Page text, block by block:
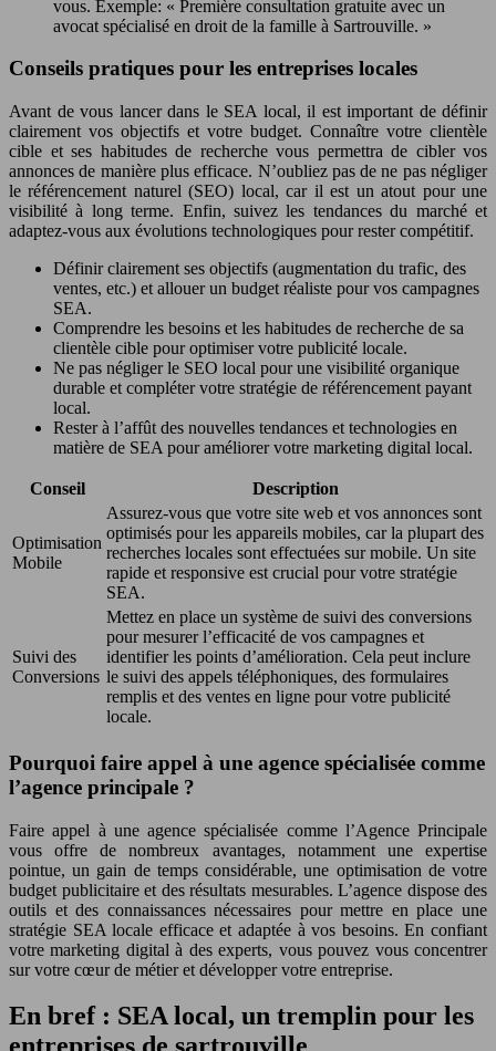
vous. Exemple: « Première consultation gratuite avec un
avocat spécialisé en droit de la famille à Sartrouville. »
Conseils pratiques pour les entreprises locales
Avant de vous lancer dans le SEA local, il est important de définir
clairement vos objectifs et votre budget. Connaître votre clientèle
cible et ses habitudes de recherche vous permettra de cibler vos
annonces de manière plus efficace. N’oubliez pas de ne pas négliger
le référencement naturel (SEO) local, car il est un atout pour une
visibilité à long terme. Enfin, suivez les tendances du marché et
adaptez-vous aux évolutions technologiques pour rester compétitif.
Définir clairement ses objectifs (augmentation du trafic, des
ventes, etc.) et allouer un budget réaliste pour vos campagnes
SEA.
Comprendre les besoins et les habitudes de recherche de sa
clientèle cible pour optimiser votre publicité locale.
Ne pas négliger le SEO local pour une visibilité organique
durable et compléter votre stratégie de référencement payant
local.
Rester à l’affût des nouvelles tendances et technologies en
matière de SEA pour améliorer votre marketing digital local.
Conseil Description
Optimisation
Mobile
Assurez-vous que votre site web et vos annonces sont
optimisés pour les appareils mobiles, car la plupart des
recherches locales sont effectuées sur mobile. Un site
rapide et responsive est crucial pour votre stratégie
SEA.
Suivi des
Conversions
Mettez en place un système de suivi des conversions
pour mesurer l’efficacité de vos campagnes et
identifier les points d’amélioration. Cela peut inclure
le suivi des appels téléphoniques, des formulaires
remplis et des ventes en ligne pour votre publicité
locale.
Pourquoi faire appel à une agence spécialisée comme
l’agence principale ?
Faire appel à une agence spécialisée comme l’Agence Principale
vous offre de nombreux avantages, notamment une expertise
pointue, un gain de temps considérable, une optimisation de votre
budget publicitaire et des résultats mesurables. L’agence dispose des
outils et des connaissances nécessaires pour mettre en place une
stratégie SEA locale efficace et adaptée à vos besoins. En confiant
votre marketing digital à des experts, vous pouvez vous concentrer
sur votre cœur de métier et développer votre entreprise.
En bref : SEA local, un tremplin pour les